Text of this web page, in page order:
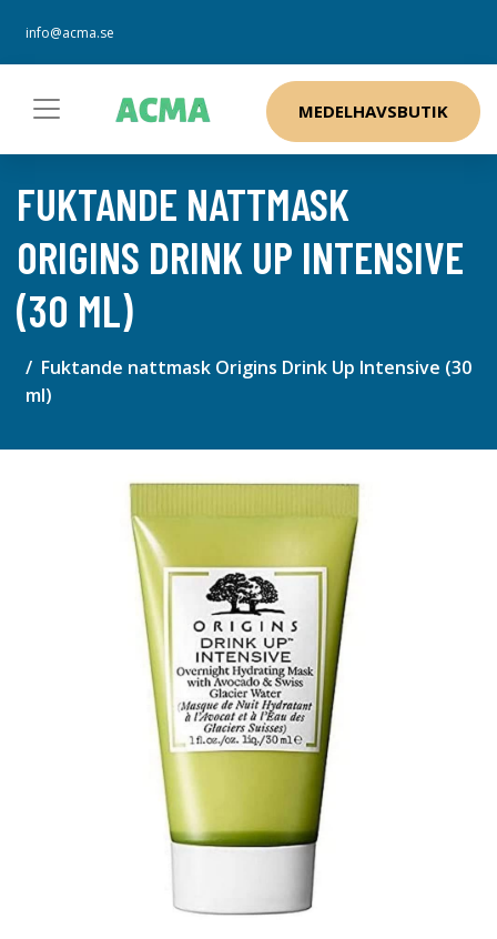
info@acma.se
MEDELHAVSBUTIK
FUKTANDE NATTMASK
ORIGINS DRINK UP INTENSIVE
(30 ML)
Fuktande nattmask Origins Drink Up Intensive (30
ml)